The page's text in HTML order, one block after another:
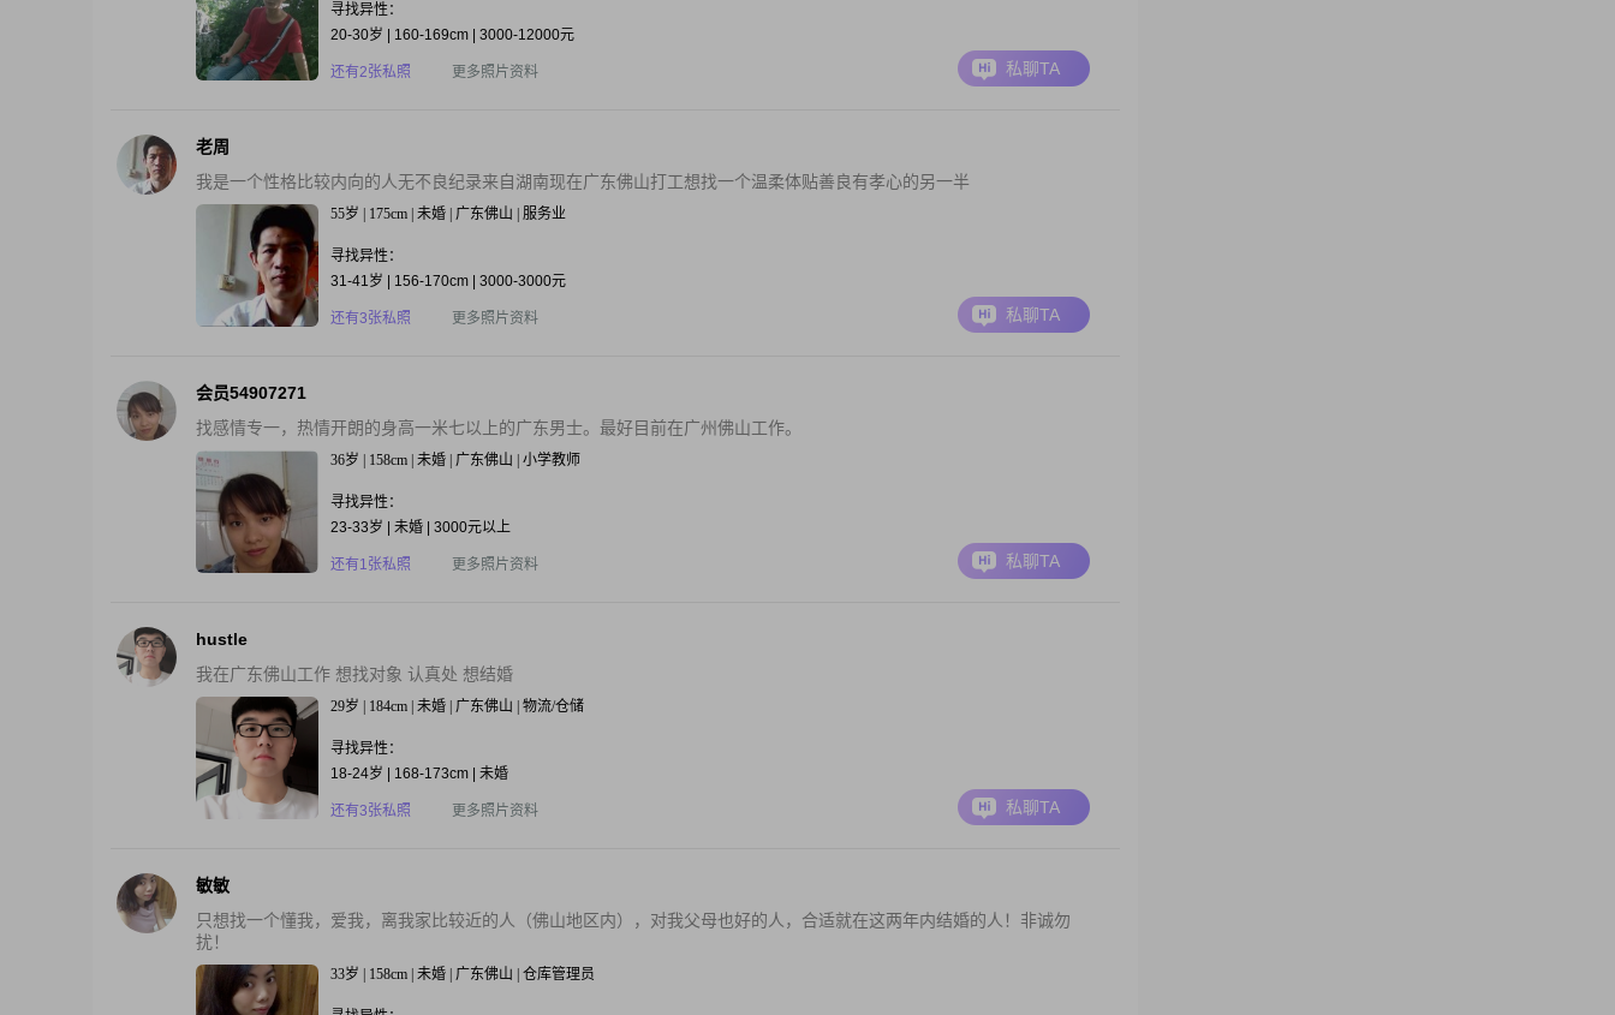
寻找异性：
20-30岁 | 160-169cm | 3000-12000元
还有2张私照 更多照片资料 私聊TA
老周
我是一个性格比较内向的人无不良纪录来自湖南现在广东佛山打工想找一个温柔体贴善良有孝心的另一半
55岁 | 175cm | 未婚 | 广东佛山 | 服务业
寻找异性：
31-41岁 | 156-170cm | 3000-3000元
还有3张私照 更多照片资料 私聊TA
会员54907271
找感情专一，热情开朗的身高一米七以上的广东男士。最好目前在广州佛山工作。
36岁 | 158cm | 未婚 | 广东佛山 | 小学教师
寻找异性：
23-33岁 | 未婚 | 3000元以上
还有1张私照 更多照片资料 私聊TA
hustle
我在广东佛山工作 想找对象 认真处 想结婚
29岁 | 184cm | 未婚 | 广东佛山 | 物流/仓储
寻找异性：
18-24岁 | 168-173cm | 未婚
还有3张私照 更多照片资料 私聊TA
敏敏
只想找一个懂我，爱我，离我家比较近的人（佛山地区内），对我父母也好的人，合适就在这两年内结婚的人！非诚勿
扰！
33岁 | 158cm | 未婚 | 广东佛山 | 仓库管理员